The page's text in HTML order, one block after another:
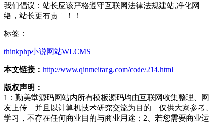
我们倡议：站长应该严格遵守互联网法律法规建站,净化网
络，站长更有责！！！
标签：
thinkphp小说网站WLCMS
本文链接： http://www.qinmeitang.com/code/214.html
版权声明：
1：勤美堂源码网站内所有模板源码均由互联网收集整理、网
友上传，并且以计算机技术研究交流为目的，仅供大家参考、
学习，不存在任何商业目的与商业用途；2、若您需要商业运